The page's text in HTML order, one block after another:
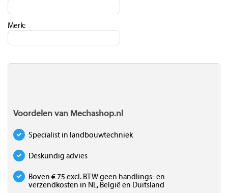
Merk:
Voordelen van Mechashop.nl
Specialist in landbouwtechniek
Deskundig advies
Boven € 75 excl. BTW geen handlings- en
verzendkosten in NL, België en Duitsland